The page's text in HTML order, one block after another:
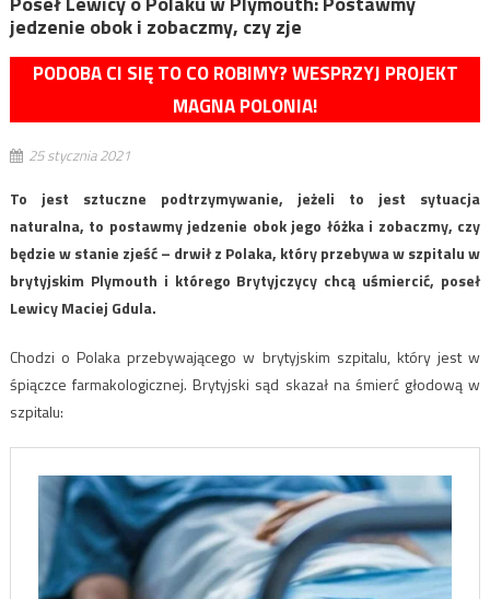
jedzenie obok i zobaczmy, czy zje
PODOBA CI SIĘ TO CO ROBIMY? WESPRZYJ PROJEKT
MAGNA POLONIA!
25 stycznia 2021
To jest sztuczne podtrzymywanie, jeżeli to jest sytuacja
naturalna, to postawmy jedzenie obok jego łóżka i zobaczmy, czy
będzie w stanie zjeść – drwił z Polaka, który przebywa w szpitalu w
brytyjskim Plymouth i którego Brytyjczycy chcą uśmiercić, poseł
Lewicy Maciej Gdula.
Chodzi o Polaka przebywającego w brytyjskim szpitalu, który jest w
śpiączce farmakologicznej. Brytyjski sąd skazał na śmierć głodową w
szpitalu: